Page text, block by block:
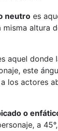
neutro es
misma altura
aquel donde
este
los actores
o
a